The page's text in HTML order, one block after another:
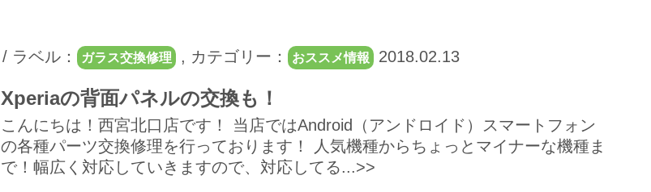
/ ラベル： ガラス交換修理 , カテゴリー： おススメ情報 2018.02.13
Xperiaの背面パネルの交換も！
こんにちは！西宮北口店です！ 当店ではAndroid（アンドロイド）スマートフォン
の各種パーツ交換修理を行っております！ 人気機種からちょっとマイナーな機種ま
で！幅広く対応していきますので、対応してる...>>